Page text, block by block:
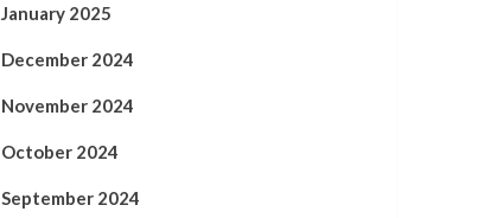
January 2025
December 2024
November 2024
October 2024
September 2024